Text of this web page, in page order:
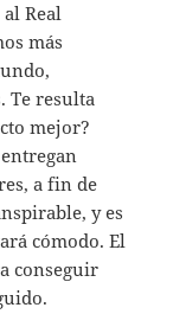
Real
más
Te resulta
mejor?
a fin de
y es
cómodo. El
conseguir